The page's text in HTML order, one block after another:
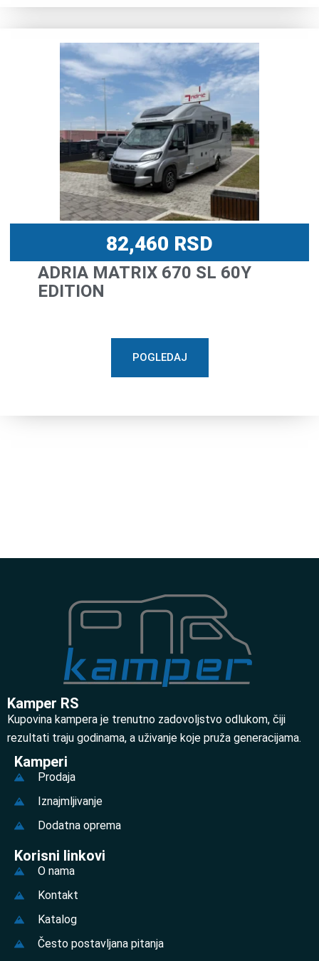
82,460 RSD
ADRIA MATRIX 670 SL 60Y
EDITION
POGLEDAJ
Kamper RS
Kupovina kampera je trenutno zadovoljstvo odlukom, čiji
rezultati traju godinama, a uživanje koje pruža generacijama.
Kamperi
Prodaja
Iznajmljivanje
Dodatna oprema
Korisni linkovi
O nama
Kontakt
Katalog
Često postavljana pitanja